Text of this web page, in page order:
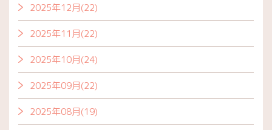
2025年12月(22)
2025年11月(22)
2025年10月(24)
2025年09月(22)
2025年08月(19)